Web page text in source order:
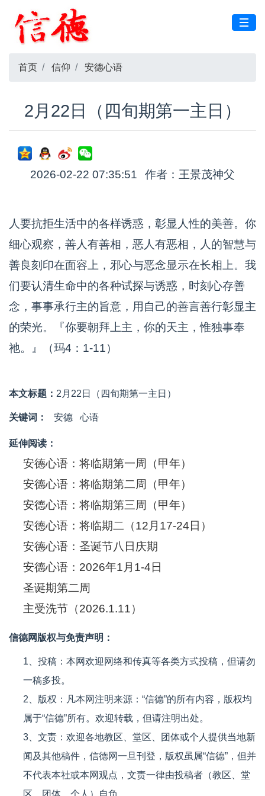
首页 信仰 安德心语
2月22日（四旬期第一主日）
2026-02-22 07:35:51 作者：王景茂神父
人要抗拒生活中的各样诱惑，彰显人性的美善。你
细心观察，善人有善相，恶人有恶相，人的智慧与
善良刻印在面容上，邪心与恶念显示在长相上。我
们要认清生命中的各种试探与诱惑，时刻心存善
念，事事承行主的旨意，用自己的善言善行彰显主
的荣光。『你要朝拜上主，你的天主，惟独事奉
祂。』（玛4：1-11）
本文标题： 2月22日（四旬期第一主日）
关键词： 安德 心语
延伸阅读：
安德心语：将临期第一周（甲年）
安德心语：将临期第二周（甲年）
安德心语：将临期第三周（甲年）
安德心语：将临期二（12月17-24日）
安德心语：圣诞节八日庆期
安德心语：2026年1月1-4日
圣诞期第二周
主受洗节（2026.1.11）
信德网版权与免责声明：
1、投稿：本网欢迎网络和传真等各类方式投稿，但请勿
一稿多投。
2、版权：凡本网注明来源：“信德”的所有内容，版权均
属于“信德”所有。欢迎转载，但请注明出处。
3、文责：欢迎各地教区、堂区、团体或个人提供当地新
闻及其他稿件，信德网一旦刊登，版权虽属“信德”，但并
不代表本社或本网观点，文责一律由投稿者（教区、堂
区、团体、个人）自负。